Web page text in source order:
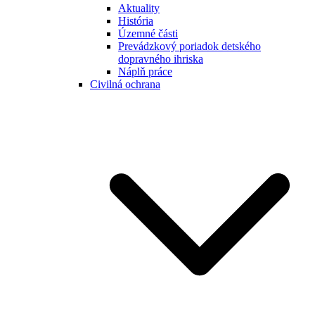
Aktuality
História
Územné části
Prevádzkový poriadok detského
dopravného ihriska
Náplň práce
Civilná ochrana